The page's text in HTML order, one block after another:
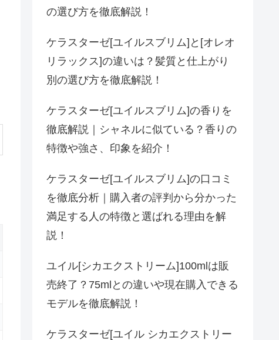
の選び方を徹底解説！
ケラスターゼ[ユイルスブリム]と[オレオ
リラックス]の違いは？髪質と仕上がり
別の選び方を徹底解説！
ケラスターゼ[ユイルスブリム]の香りを
徹底解説｜シャネルに似ている？香りの
特徴や強さ、印象を紹介！
ケラスターゼ[ユイルスブリム]の口コミ
を徹底分析｜購入者の評判から分かった
満足する人の特徴と選ばれる理由を解
説！
ユイル[シカエクストリーム]100mlは販
売終了？75mlとの違いや現在購入できる
モデルを徹底解説！
ケラスターゼ[ユイル シカエクストリー